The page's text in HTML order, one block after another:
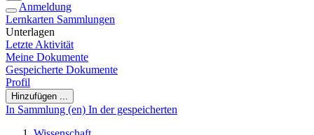
Anmeldung
Lernkarten Sammlungen
Unterlagen
Letzte Aktivität
Meine Dokumente
Gespeicherte Dokumente
Profil
Hinzufügen ...
In Sammlung (en) In der gespeicherten